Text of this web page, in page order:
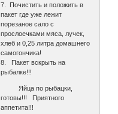
7. Почистить и положить в
пакет где уже лежит
порезаное сало с
прослоечками мяса, лучек,
хлеб и 0,25 литра домашнего
самогончика!
8. Пакет вскрыть на
рыбалке!!!
Яйца по рыбацки,
готовы!!! Приятного
аппетита!!!